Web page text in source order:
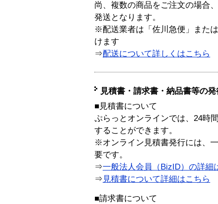
尚、複数の商品をご注文の場合
発送となります。
※配送業者は「佐川急便」また
けます
⇒配送について詳しくはこちら
見積書・請求書・納品書等の
■見積書について
ぷらっとオンラインでは、24時
することができます。
※オンライン見積書発行には、
要です。
⇒一般法人会員（BizID）の詳細
⇒ 見積書について詳細はこちら
■請求書について